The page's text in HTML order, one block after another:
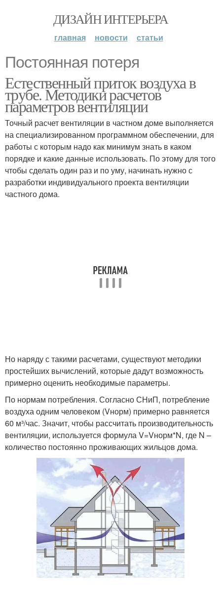
ДИЗАЙН ИНТЕРЬЕРА
главная новости статьи
Постоянная потеря
Естественный приток воздуха в
трубе. Методики расчетов
параметров вентиляции
Точный расчет вентиляции в частном доме выполняется
на специализированном программном обеспечении, для
работы с которым надо как минимум знать в каком
порядке и какие данные использовать. По этому для того
чтобы сделать один раз и по уму, начинать нужно с
разработки индивидуального проекта вентиляции
частного дома.
Но наряду с такими расчетами, существуют методики
простейших вычислений, которые дадут возможность
примерно оценить необходимые параметры.
По нормам потребления. Согласно СНиП, потребление
воздуха одним человеком (Vнорм) примерно равняется
60 м³/час. Значит, чтобы рассчитать производительность
вентиляции, используется формула V=Vнорм*N, где N –
количество постоянно проживающих жильцов дома.